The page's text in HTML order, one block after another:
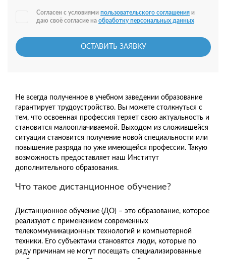
Согласен с условиями пользовательского соглашения и
даю своё согласие на обработку персональных данных
ОСТАВИТЬ ЗАЯВКУ
Не всегда полученное в учебном заведении образование
гарантирует трудоустройство. Вы можете столкнуться с
тем, что освоенная профессия теряет свою актуальность и
становится малооплачиваемой. Выходом из сложившейся
ситуации становится получение новой специальности или
повышение разряда по уже имеющейся профессии. Такую
возможность предоставляет наш Институт
дополнительного образования.
Что такое дистанционное обучение?
Дистанционное обучение (ДО) – это образование, которое
реализуют с применением современных
телекоммуникационных технологий и компьютерной
техники. Его субъектами становятся люди, которые по
ряду причинам не могут посещать специализированные